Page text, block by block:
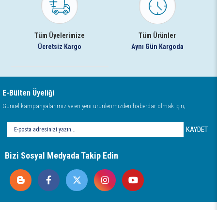
Tüm Üyelerimize
Ücretsiz Kargo
Tüm Ürünler
Aynı Gün Kargoda
E-Bülten Üyeliği
Güncel kampanyalarımız ve en yeni ürünlerimizden haberdar olmak için;
KAYDET
Bizi Sosyal Medyada Takip Edin